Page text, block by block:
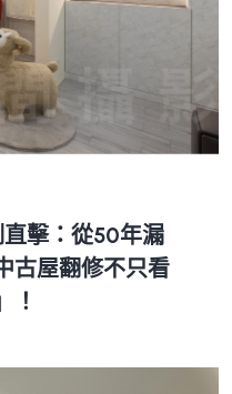
擊：從50年漏
古屋翻修不只看
！